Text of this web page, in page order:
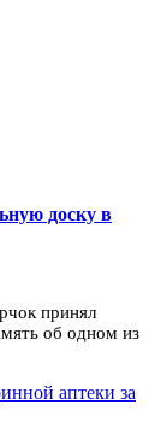
доску в
принял
об одном из
аптеки за